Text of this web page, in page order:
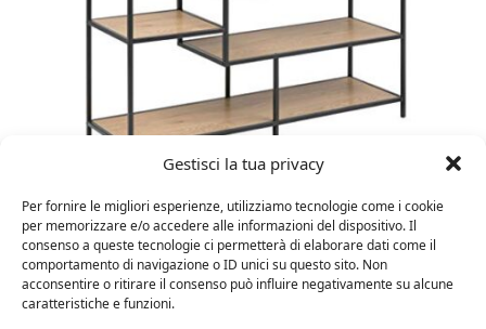
Gestisci la tua privacy
Per fornire le migliori esperienze, utilizziamo tecnologie come i cookie
per memorizzare e/o accedere alle informazioni del dispositivo. Il
consenso a queste tecnologie ci permetterà di elaborare dati come il
comportamento di navigazione o ID unici su questo sito. Non
acconsentire o ritirare il consenso può influire negativamente su alcune
caratteristiche e funzioni.
Amazon Basics Martin – Libreria, 35 x 114 x 78 cm
(Lu x La x A), effetto quercia(In precedenza
marchio Movian)